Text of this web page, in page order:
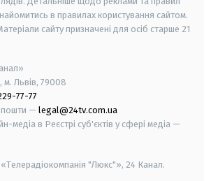
в правилах користування сайтом.
сайту призначені для осіб старше 21
м. Львів, 79008
77-77
пошти — legal@24tv.com.ua
медіа в Реєстрі суб'єктів у сфері медіа —
"Люкс"», 24 Канал.